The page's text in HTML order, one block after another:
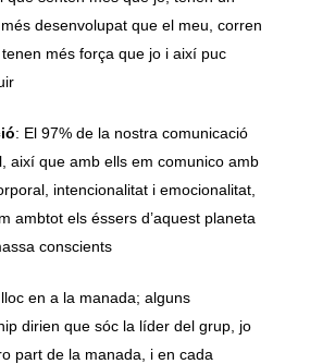
desenvolupat que el meu, corren
més força que jo i així puc
: El 97% de la nostra comunicació
així que amb ells em comunico amb
intencionalitat i emocionalitat,
ambtot els éssers d’aquest planeta
conscients
en a la manada; alguns
dirien que sóc la líder del grup, jo
part de la manada, i en cada